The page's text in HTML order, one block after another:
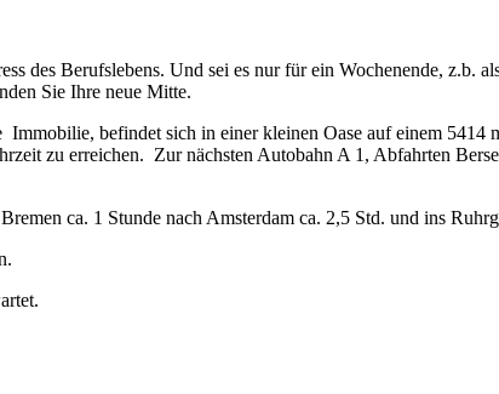
des Berufslebens. Und sei es nur für ein Wochenende, z.b.
Sie Ihre neue Mitte.
befindet sich in einer kleinen Oase auf einem 5414
zu erreichen. Zur nächsten Autobahn A 1, Abfahrten
ca. 1 Stunde nach Amsterdam ca. 2,5 Std. und ins